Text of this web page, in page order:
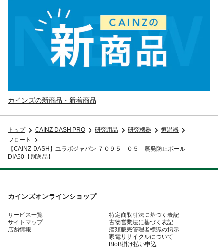
カインズの新商品・新着商品
トップ CAINZ-DASH PRO 研究用品 研究機器
恒温器
フロート
【CAINZ-DASH】ユラボジャパン ７０９５－０５ 蒸発防止ボール
DIA50【別送品】
カインズオンラインショップ
サービス一覧
サイトマップ
店舗情報
特定商取引法に基づく表記
古物営業法に基づく表記
酒類販売管理者標識の掲示
家電リサイクルについて
BtoB掛け払い申込